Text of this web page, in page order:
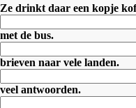
Ze drinkt daar een kopje
met de bus.
brieven naar vele landen.
veel antwoorden.